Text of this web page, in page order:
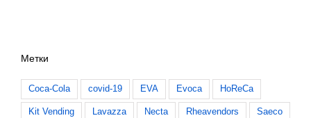
Метки
Coca-Cola covid-19 EVA Evoca HoReCa
Kit Vending Lavazza Necta Rheavendors Saeco